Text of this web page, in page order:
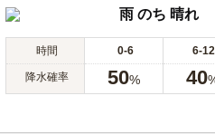
雨 のち 晴れ
時間 0-6 6-12
降水確率 50% 40